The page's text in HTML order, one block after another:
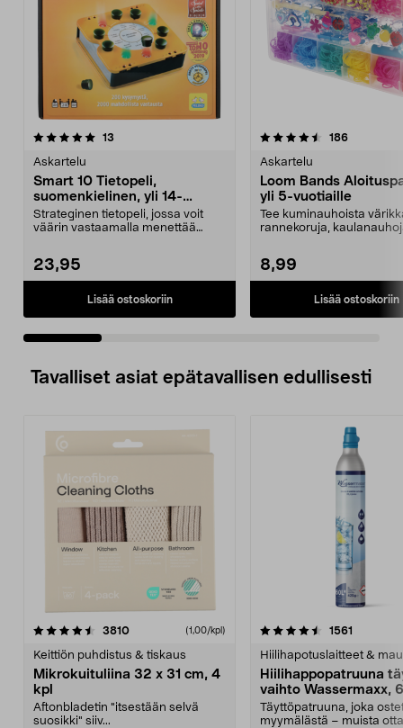
13
Askartelu
Smart 10 Tietopeli,
suomenkielinen, yli 14-
vuotiaille
Strateginen tietopeli, jossa voit
väärin vastaamalla menettää
23,95
Lisää ostoskoriin
4.5 viidestä
186arvostelut
Askartelu
Loom Bands
yli 5-vuotiaille
Tee kuminauhoista
rannekoruja,
8,99
Lisää ostoskoriin
4.5 viidestä
Tavalliset asiat epätavallisen edullisesti
3810arvostelut (1,00/kpl)
Keittiön puhdistus & tiskaus
Mikrokuituliina 32 x 31 cm, 4
kpl
Aftonbladetin "itsestään selvä
suosikki" siiv...
4.5viidestä
1561
Hiilihapotuslaitteet &
Hiilihappopatruuna
vaihto Wassermaxx,
Täyttöpatruuna, joka
myymälästä – muista
4.5viidestä